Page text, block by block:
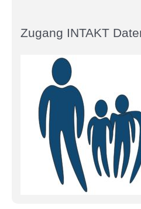
Zugang INTAKT